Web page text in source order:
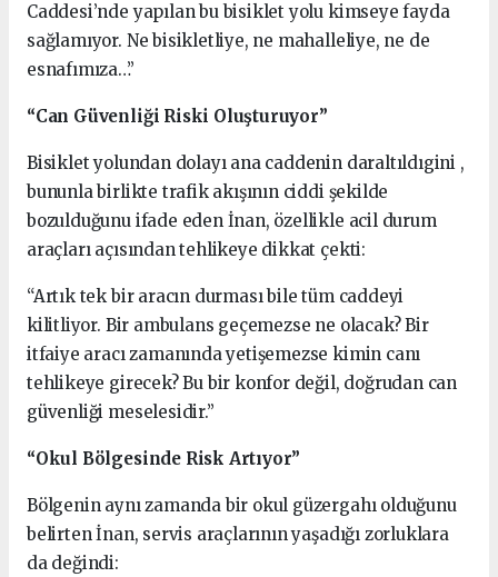
Caddesi’nde yapılan bu bisiklet yolu kimseye fayda
sağlamıyor. Ne bisikletliye, ne mahalleliye, ne de
esnafımıza…”
“Can Güvenliği Riski Oluşturuyor”
Bisiklet yolundan dolayı ana caddenin daraltıldıgini ,
bununla birlikte trafik akışının ciddi şekilde
bozulduğunu ifade eden İnan, özellikle acil durum
araçları açısından tehlikeye dikkat çekti:
“Artık tek bir aracın durması bile tüm caddeyi
kilitliyor. Bir ambulans geçemezse ne olacak? Bir
itfaiye aracı zamanında yetişemezse kimin canı
tehlikeye girecek? Bu bir konfor değil, doğrudan can
güvenliği meselesidir.”
“Okul Bölgesinde Risk Artıyor”
Bölgenin aynı zamanda bir okul güzergahı olduğunu
belirten İnan, servis araçlarının yaşadığı zorluklara
da değindi: